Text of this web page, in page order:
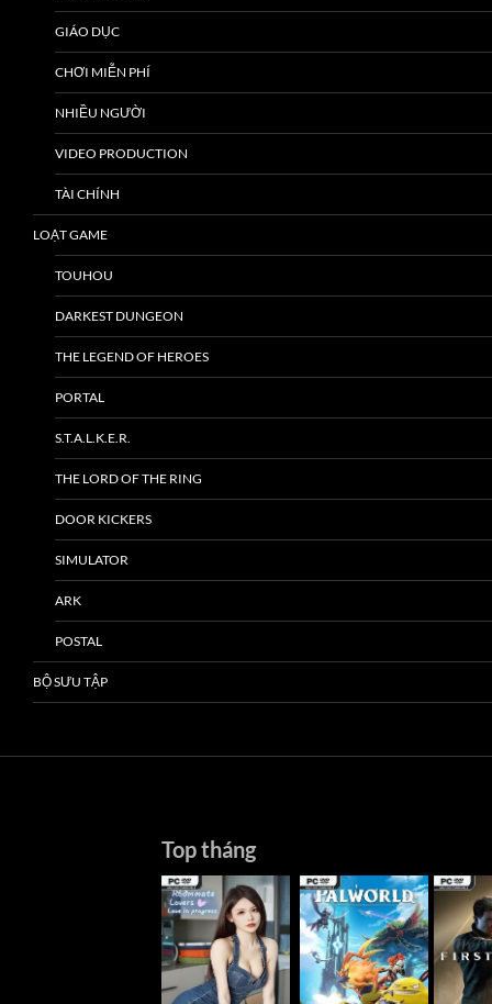
GIÁO DỤC
CHƠI MIỄN PHÍ
NHIỀU NGƯỜI
VIDEO PRODUCTION
TÀI CHÍNH
LOẠT GAME
TOUHOU
DARKEST DUNGEON
THE LEGEND OF HEROES
PORTAL
S.T.A.L.K.E.R.
THE LORD OF THE RING
DOOR KICKERS
SIMULATOR
ARK
POSTAL
BỘ SƯU TẬP
Top tháng